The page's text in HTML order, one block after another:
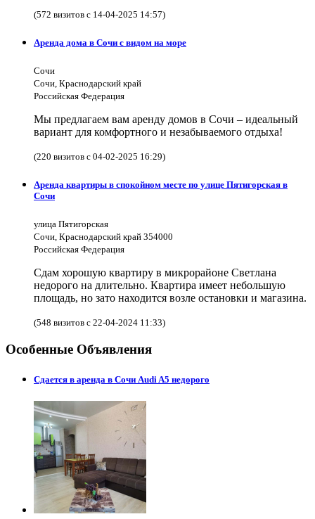
(572 визитов с 14-04-2025 14:57)
Аренда дома в Сочи с видом на море
Сочи
Сочи, Краснодарский край
Российская Федерация
Мы предлагаем вам аренду домов в Сочи – идеальный
вариант для комфортного и незабываемого отдыха!
(220 визитов с 04-02-2025 16:29)
Аренда квартиры в спокойном месте по улице Пятигорская в
Сочи
улица Пятигорская
Сочи, Краснодарский край 354000
Российская Федерация
Сдам хорошую квартиру в микрорайоне Светлана
недорого на длительно. Квартира имеет небольшую
площадь, но зато находится возле остановки и магазина.
(548 визитов с 22-04-2024 11:33)
Особенные Объявления
Сдается в аренда в Сочи Audi A5 недорого